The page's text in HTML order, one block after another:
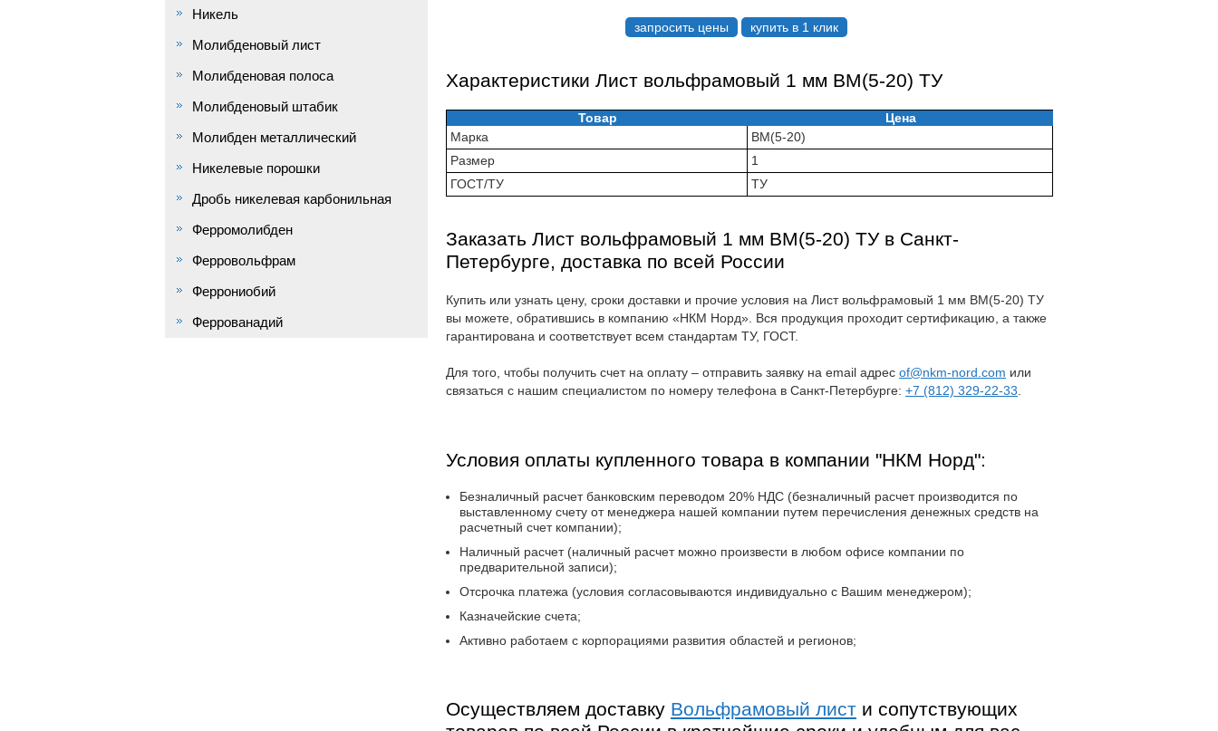
запросить цены купить в 1 клик
Характеристики Лист вольфрамовый 1 мм ВМ(5-20) ТУ
Товар
Цена
Марка
ВМ(5-20)
Размер
1
ГОСТ/ТУ
ТУ
Заказать Лист вольфрамовый 1 мм ВМ(5-20) ТУ в Санкт-
Петербурге, доставка по всей России
Купить или узнать цену, сроки доставки и прочие условия на Лист вольфрамовый 1 мм ВМ(5-20) ТУ
вы можете, обратившись в компанию «НКМ Норд». Вся продукция проходит сертификацию, а также
гарантирована и соответствует всем стандартам ТУ, ГОСТ.
Для того, чтобы получить счет на оплату – отправить заявку на email адрес of@nkm-nord.com или
связаться с нашим специалистом по номеру телефона в Санкт-Петербурге: +7 (812) 329-22-33
Условия оплаты купленного товара в компании "НКМ Норд":
Безналичный расчет банковским переводом 20% НДС (безналичный расчет производится по
выставленному счету от менеджера нашей компании путем перечисления денежных средств на
расчетный счет компании);
Наличный расчет (наличный расчет можно произвести в любом офисе компании по
предварительной записи);
Отсрочка платежа (условия согласовываются индивидуально с Вашим менеджером);
Казначейские счета;
Активно работаем с корпорациями развития областей и регионов;
Осуществляем доставку Вольфрамовый лист и сопутствующих
Никель
Молибденовый лист
Молибденовая полоса
Молибденовый штабик
Молибден металлический
Никелевые порошки
Дробь никелевая карбонильная
Ферромолибден
Ферровольфрам
Феррониобий
Феррованадий